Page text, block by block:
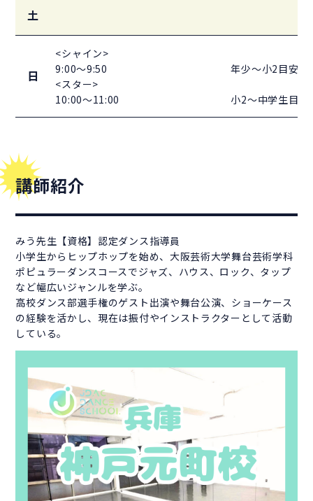
土
日
<シャイン>
9:00～9:50
<スター>
10:00～11:00
年少～小2目安
小2～中学生目安
講師紹介
みう先生【資格】認定ダンス指導員
小学生からヒップホップを始め、大阪芸術大学舞台芸術学科
ポピュラーダンスコースでジャズ、ハウス、ロック、タップ
など幅広いジャンルを学ぶ。
高校ダンス部選手権のゲスト出演や舞台公演、ショーケース
の経験を活かし、現在は振付やインストラクターとして活動
している。